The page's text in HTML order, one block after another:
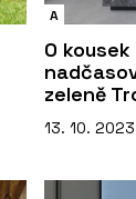
A
O
zeleně
13. 10.